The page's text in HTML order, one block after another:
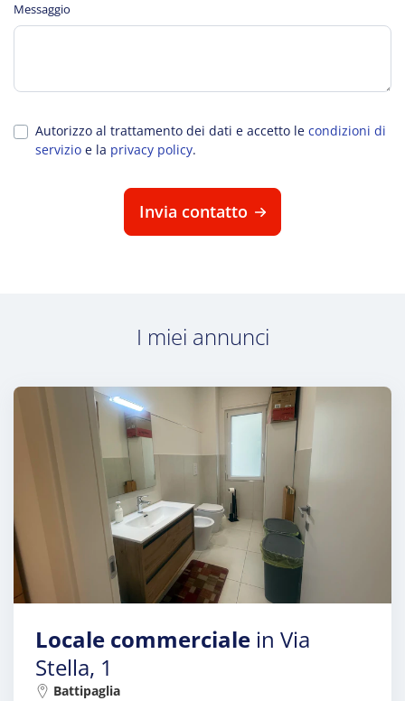
Messaggio
Autorizzo al trattamento dei dati e accetto le condizioni di
servizio e la privacy policy.
Invia contatto
I miei annunci
Locale commerciale in Via
Stella, 1
Battipaglia